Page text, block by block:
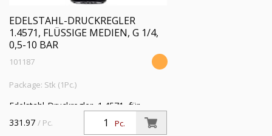
EDELSTAHL-DRUCKREGLER
1.4571, FLÜSSIGE MEDIEN, G 1/4,
0,5-10 BAR
101187
Package: Stk (1Pc.)
Edelstahl-Druckregler, 1.4571, für
flüssige Medien, ohne Manometer, G
1/4, Regelbereich 0,5 - 10 bar,
Pc.
331.97 / Pc.